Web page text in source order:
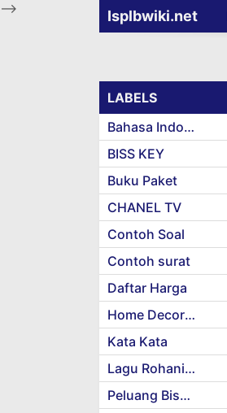
--> Isplbwiki.net
LABELS
Bahasa Indonesia
BISS KEY
Buku Paket
CHANEL TV
Contoh Soal
Contoh surat
Daftar Harga
Home Decoration
Kata Kata
Lagu Rohani Kristen
Peluang Bisnis